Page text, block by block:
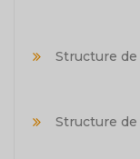
Structure de
Structure